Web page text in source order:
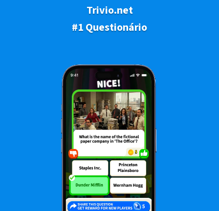
Trivio.net
#1 Questionário